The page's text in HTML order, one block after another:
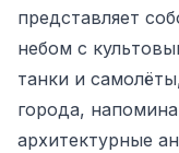
представляет
небом с
танки и
города,
архитектурные